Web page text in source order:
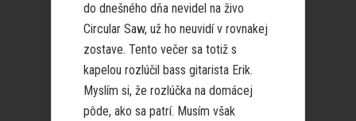
do dnešného dňa nevidel na živo
Circular Saw, už ho neuvidí v rovnakej
zostave. Tento večer sa totiž s
kapelou rozlúčil bass gitarista Erik.
Myslím si, že rozlúčka na domácej
pôde, ako sa patrí. Musím však